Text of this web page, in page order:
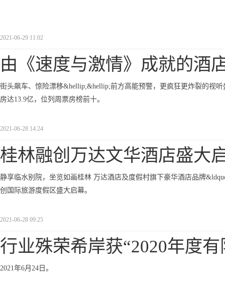
2021-06-29 11:02
由《速度与激情》成就的酒
街头飙车、惊险漂移&hellip;&hellip;前方高能预警，更疯狂更炸裂的视
房达13.9亿，位列周票房榜前十。
2021-06-28 14:24
桂林融创万达文华酒店盛大
静享临水别院，坐览如画桂林 万达酒店及度假村旗下豪华酒店品牌
创国际旅游度假区盛大启幕。
2021-06-28 09:25
行业殊荣希岸获“2020年度有
2021年6月24日。